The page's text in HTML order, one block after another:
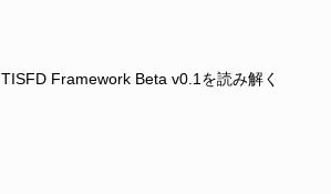
TISFD Framework Beta v0.1を読み解く